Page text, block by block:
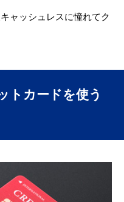
ャッシュレスに憧れてク
トカードを使う